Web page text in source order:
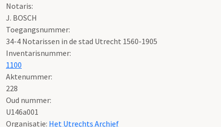
Notaris:
J. BOSCH
Toegangsnummer:
34-4 Notarissen in de stad Utrecht 1560-1905
Inventarisnummer:
1100
Aktenummer:
228
Oud nummer:
U146a001
Organisatie: Het Utrechts Archief